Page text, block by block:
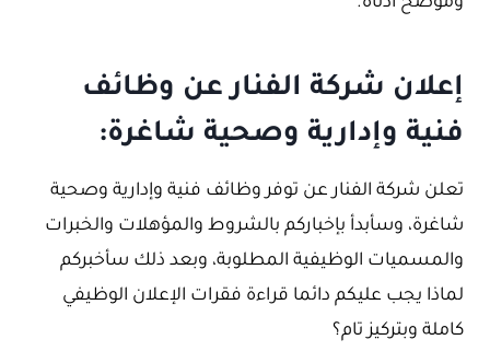
إعلان شركة الفنار عن وظائف
فنية وإدارية وصحية شاغرة:
تعلن شركة الفنار عن توفر وظائف فنية وإدارية وصحية
شاغرة، وسأبدأ بإخباركم بالشروط والمؤهلات والخبرات
والمسميات الوظيفية المطلوبة، وبعد ذلك سأخبركم
لماذا يجب عليكم دائما قراءة فقرات الإعلان الوظيفي
كاملة وبتركيز تام؟